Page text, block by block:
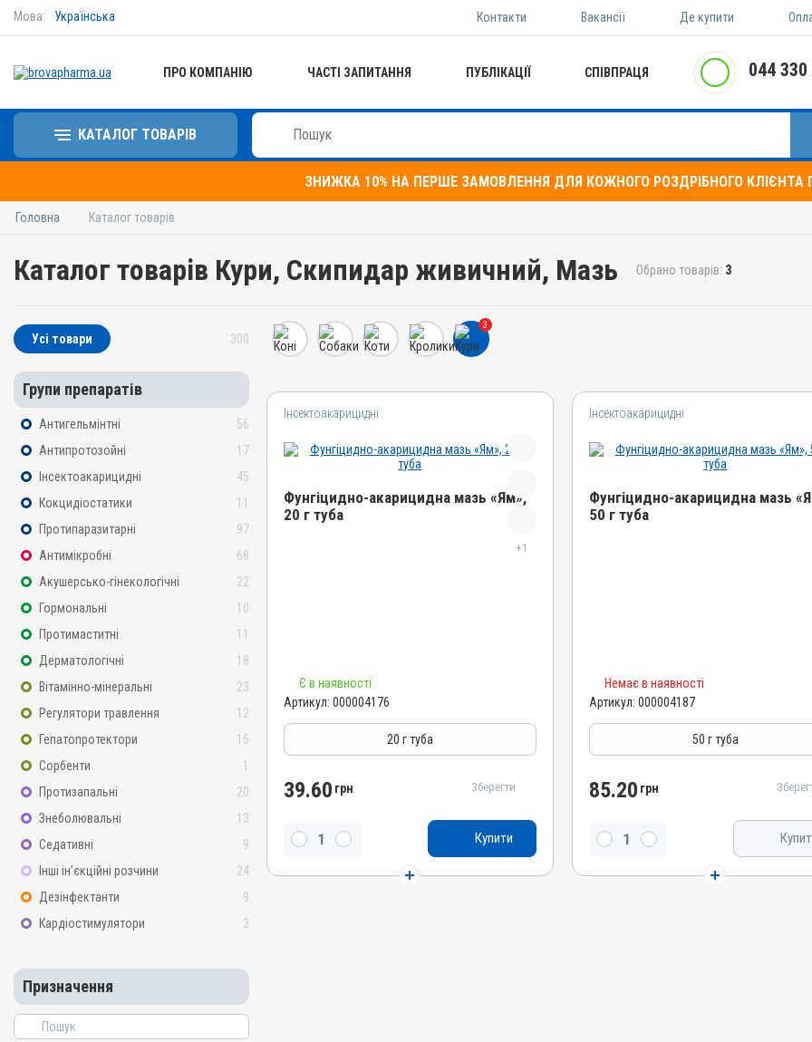
Мова: Українська Контакти Вакансії Де купити
ПРО КОМПАНІЮ ЧАСТІ ЗАПИТАННЯ ПУБЛІКАЦІЇ СПІВПРАЦЯ 044
КАТАЛОГ ТОВАРІВ
ЗНИЖКА 10% НА ПЕРШЕ ЗАМОВЛЕННЯ ДЛЯ КОЖНОГО РОЗДРІБНОГО КЛІЄНТА
Головна Каталог товарів
Каталог товарів Кури, Скипидар живичний, Мазь Обрано товарів: 3
Усі товари 300
Групи препаратів
Антигельмінтні
56
Антипротозойні
17
Інсектоакарицидні
45
Кокцидіостатики
11
Протипаразитарні
97
Антимікробні
68
Акушерсько-гінекологічні
22
Гормональні
10
Протимаститні
11
Дерматологічні
18
Вітамінно-мінеральні
23
Регулятори травлення
12
Гепатопротектори
15
Сорбенти
1
Протизапальні
20
Знеболювальні
13
Седативні
9
Інші ін’єкційні розчини
24
Дезінфектанти
9
Кардіостимулятори
3
Призначення
3
Інсектоакарицидні
Фунгіцидно-акарицидна мазь «Ям»,
20 г туба
+1
Номер РП
AB-01068-01-10
Групи препаратів
Інсектоакарицидні, Протипаразитарні,
Лікарська форма
Діючи речовини
Лізол, Дьоготь березовий, Сірка, Скипидар
живичний, Окис цинку, Саліцилова кислота
Є в наявності
Артикул: 000004176
20 г туба
39.60 грн Зберегти
Купити
Інсектоакарицидні
Фунгіцидно-акарицидна мазь
50 г туба
Номер РП
AB-01068-01-10
Групи препаратів
Інсектоакарицидні, Протипаразитарні,
Лікарська форма
Діючи речовини
Дьоготь березовий, Сірка, Скипидар живичний,
Окис цинку, Саліцилова кислота, Лізол
Немає в наявності
Артикул: 000004187
50 г туба
85.20 грн